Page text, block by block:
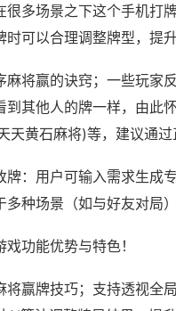
很多场景之下这个手机打
时可以合理调整牌型，提
麻将赢的诀窍；一些玩家
到其他人的牌一样，由此
天黄石麻将)等，建议通过
牌：用户可输入需求生成
多种场景（如与好友对局
功能优势与特色！
将赢牌技巧；支持透视全